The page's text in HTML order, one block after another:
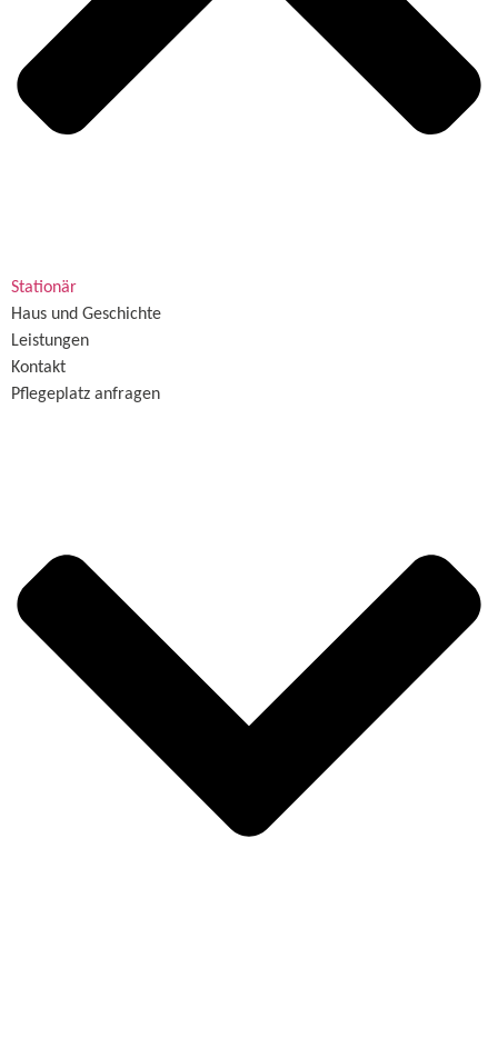
Stationär
Haus und Geschichte
Leistungen
Kontakt
Pflegeplatz anfragen